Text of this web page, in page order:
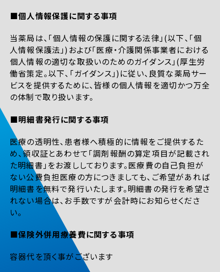
■個人情報保護に関する事項
当薬局は、「個人情報の保護に関する法律」(以下、「個
人情報保護法」)および「医療・介護関係事業者における
個人情報の適切な取扱いのためのガイダンス」(厚生労
働省策定。以下、「ガイダンス」)に従い、良質な薬局サー
ビスを提供するために、皆様の個人情報を適切かつ万全
の体制で取り扱います。
■明細書発行に関する事項
医療の透明性、患者様へ積極的に情報をご提供するた
め、領収証とあわせて「調剤報酬の算定項目が記載され
た明細書」をお渡ししております。医療費の自己負担が
ない公費負担医療の方につきましても、ご希望があれば
明細書を無料で発行いたします。明細書の発行を希望さ
れない場合は、お手数ですが会計時にお知らせくださ
い。
■保険外併用療養費に関する事項
容器代を頂く事がございます